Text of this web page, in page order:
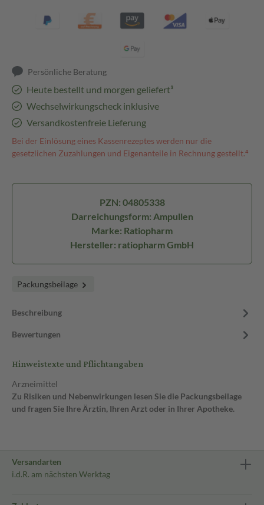
Persönliche Beratung
Heute bestellt und morgen geliefert³
Wechselwirkungscheck inklusive
Versandkostenfreie Lieferung
Bei der Einlösung eines Kassenrezeptes werden nur die
gesetzlichen Zuzahlungen und Eigenanteile in Rechnung gestellt.⁴
PZN: 04805338
Darreichungsform: Ampullen
Marke: Ratiopharm
Hersteller: ratiopharm GmbH
Packungsbeilage
Beschreibung
Bewertungen
Hinweistexte und Pflichtangaben
Arzneimittel
Zu Risiken und Nebenwirkungen lesen Sie die Packungsbeilage
und fragen Sie Ihre Ärztin, Ihren Arzt oder in Ihrer Apotheke.
Versandarten
i.d.R. am nächsten Werktag